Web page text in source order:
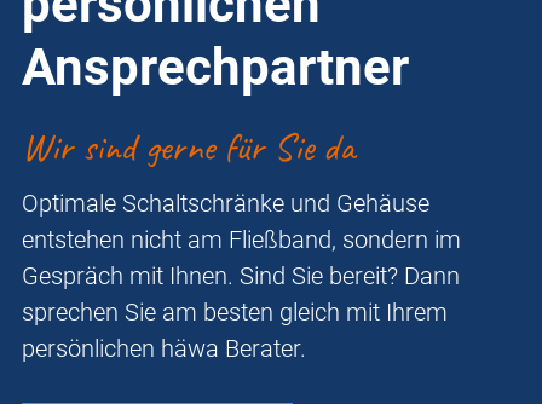
Ansprechpartner
Wir sind gerne für Sie da
Optimale Schaltschränke und Gehäuse
entstehen nicht am Fließband, sondern im
Gespräch mit Ihnen. Sind Sie bereit? Dann
sprechen Sie am besten gleich mit Ihrem
persönlichen häwa Berater.